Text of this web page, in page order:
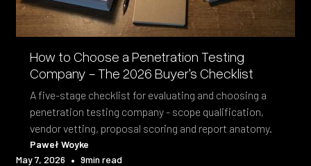
How to Choose a Penetration Testing
Company - The 2026 Buyer's Checklist
A five-stage checklist for evaluating and choosing a
penetration testing company - scope qualification,
vendor vetting, proposal scoring and report anatomy.
Paweł Woyke
May 7, 2026 • 9min read